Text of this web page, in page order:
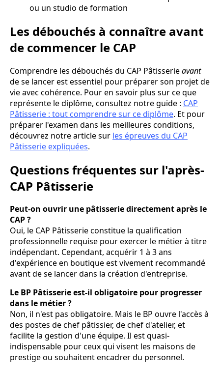
ou un studio de formation
Les débouchés à connaître avant
de commencer le CAP
Comprendre les débouchés du CAP Pâtisserieavant
de se lancer est essentiel pour préparer son projet de
vie avec cohérence. Pour en savoir plus sur ce que
représente le diplôme, consultez notre guide : CAP
Pâtisserie : tout comprendre sur ce diplôme. Et pour
préparer l'examen dans les meilleures conditions,
découvrez notre article sur les épreuves du CAP
Pâtisserie expliquées.
Questions fréquentes sur l'après-
CAP Pâtisserie
Peut-on ouvrir une pâtisserie directement après le
CAP ?
Oui, le CAP Pâtisserie constitue la qualification
professionnelle requise pour exercer le métier à titre
indépendant. Cependant, acquérir 1 à 3 ans
d'expérience en boutique est vivement recommandé
avant de se lancer dans la création d'entreprise.
Le BP Pâtisserie est-il obligatoire pour progresser
dans le métier ?
Non, il n'est pas obligatoire. Mais le BP ouvre l'accès à
des postes de chef pâtissier, de chef d'atelier, et
facilite la gestion d'une équipe. Il est quasi-
indispensable pour ceux qui visent les maisons de
prestige ou souhaitent encadrer du personnel.